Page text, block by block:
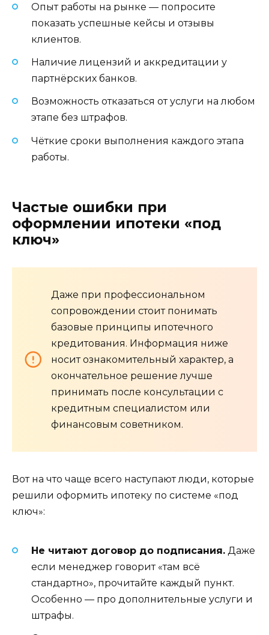
Опыт работы на рынке — попросите
показать успешные кейсы и отзывы
клиентов.
Наличие лицензий и аккредитации у
партнёрских банков.
Возможность отказаться от услуги на любом
этапе без штрафов.
Чёткие сроки выполнения каждого этапа
работы.
Частые ошибки при
оформлении ипотеки «под
ключ»
Даже при профессиональном
сопровождении стоит понимать
базовые принципы ипотечного
кредитования. Информация ниже
носит ознакомительный характер, а
окончательное решение лучше
принимать после консультации с
кредитным специалистом или
финансовым советником.
Вот на что чаще всего наступают люди, которые
решили оформить ипотеку по системе «под
ключ»:
Не читают договор до подписания. Даже
если менеджер говорит «там всё
стандартно», прочитайте каждый пункт.
Особенно — про дополнительные услуги и
штрафы.